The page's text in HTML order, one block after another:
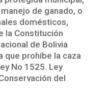
de ganado, o
domésticos,
la Constitución
de Bolivia
que prohíbe la caza
No 1525. Ley
del